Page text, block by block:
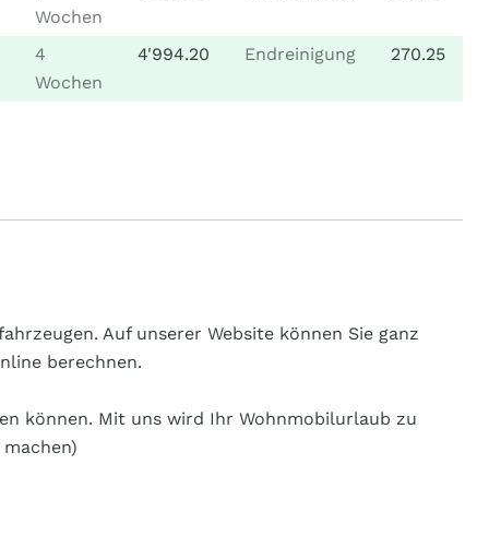
Wochen
4
Wochen
4'994.20 Endreinigung 270.25
Auf unserer Website können Sie ganz
berechnen.
können. Mit uns wird Ihr Wohnmobilurlaub zu